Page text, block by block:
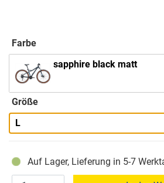
Farbe
sapphire black matt
Größe
L
Auf Lager, Lieferung in 5-7